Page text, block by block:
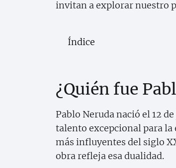
invitan a explorar nuestro
Índice
¿Quién fue
Pablo Neruda nació el 12
talento excepcional para la
más influyentes del siglo
obra refleja esa dualidad.